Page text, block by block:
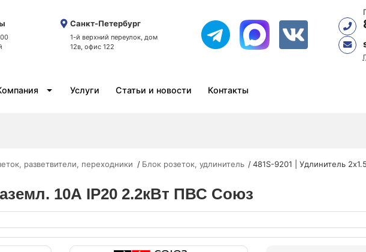
Санкт-Петербург
1-й верхний переулок, дом
12в, офис 122
Услуги Статьи и новости Контакты
разветвители, переходники Блок розеток, удлинитель
481S-9201 | Удлинитель
10А IP20 2.2кВт ПВС Союз